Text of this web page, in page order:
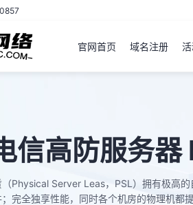
官网首页 域名注册
信高防服务器
Physical Server Leas，PSL）拥有极高
完全独享性能，同时各个机房的物理机都